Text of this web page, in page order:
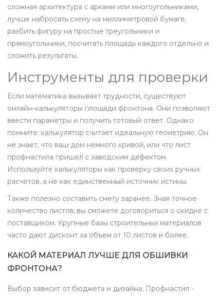
сложная архитектура с арками или многоугольниками,
лучше набросать схему на миллиметровой бумаге,
разбить фигуру на простые треугольники и
прямоугольники, посчитать площадь каждого отдельно и
сложить результаты.
Инструменты для проверки
Если математика вызывает трудности, существуют
онлайн-калькуляторы площади фронтона. Они позволяют
ввести параметры и получить готовый ответ. Однако
помните: калькулятор считает идеальную геометрию. Он
не знает, что ваш дом немного кривой, или что лист
профнастила пришел с заводским дефектом.
Используйте калькуляторы как проверку своих ручных
расчетов, а не как единственный источник истины.
Также полезно составить смету заранее. Зная точное
количество листов, вы сможете договориться о скидке с
поставщиком. Крупные базы строительных материалов
часто дают дисконт за объем от 10 листов и более.
КАКОЙ МАТЕРИАЛ ЛУЧШЕ ДЛЯ ОБШИВКИ
ФРОНТОНА?
Выбор зависит от бюджета и дизайна. Профнастил -